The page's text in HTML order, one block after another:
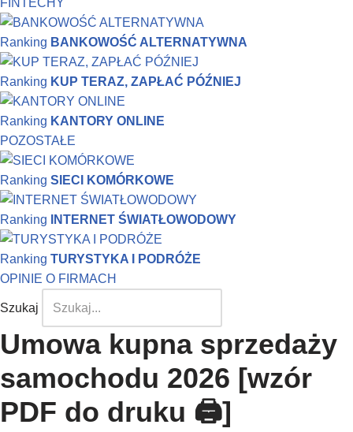
FINTECHY
Ranking BANKOWOŚĆ ALTERNATYWNA
Ranking KUP TERAZ, ZAPŁAĆ PÓŹNIEJ
Ranking KANTORY ONLINE
POZOSTAŁE
Ranking SIECI KOMÓRKOWE
Ranking INTERNET ŚWIATŁOWODOWY
Ranking TURYSTYKA I PODRÓŻE
OPINIE O FIRMACH
Szukaj
Umowa kupna sprzedaży
samochodu 2026 [wzór
PDF do druku 🖨️]